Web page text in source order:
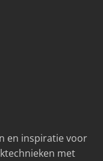
en inspiratie voor
met